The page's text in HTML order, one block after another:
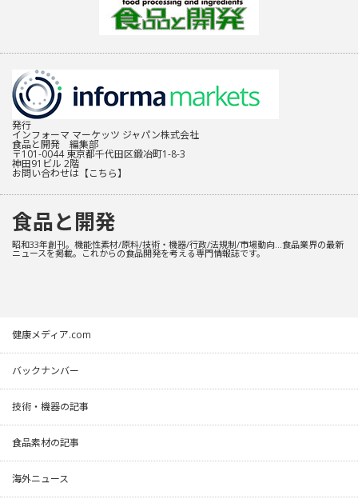
発行
インフォーマ マーケッツ ジャパン株式会社
食品と開発 編集部
〒101-0044 東京都千代田区鍛冶町1-8-3
神田91ビル 2階
お問い合わせは 【こちら】
食品と開発
昭和33年創刊。機能性素材/原料/技術・機器/行政/法規制/市場動向…食品業界の最新
ニュースを掲載。これからの食品開発を考える専門情報誌です。
健康メディア.com
バックナンバー
技術・機器の記事
食品素材の記事
海外ニュース